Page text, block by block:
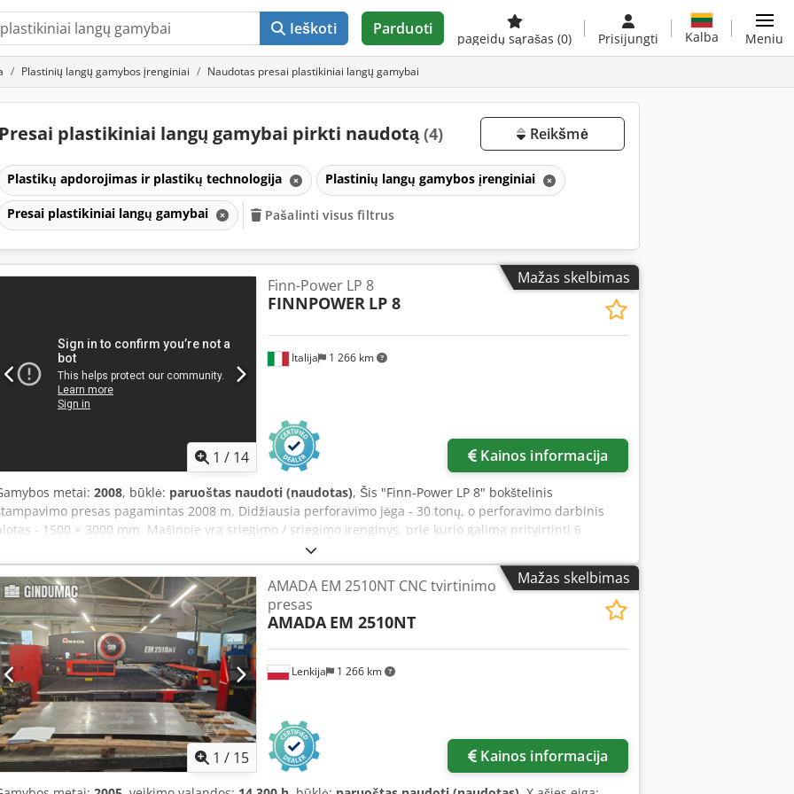
Ieškoti Parduoti
pageidų sąrašas (0) Prisijungti Kalba Meniu
Plastinių langų gamybos įrenginiai Naudotas presai plastikiniai langų gamybai
Presai plastikiniai langų gamybai pirkti naudotą(4) Reikšmė
Plastikų apdorojimas ir plastikų technologija Plastinių langų gamybos įrenginiai
Presai plastikiniai langų gamybai Pašalinti visus filtrus
Mažas skelbimas
1 / 14
Italija 1 266 km
Finn-Power LP 8
FINNPOWER LP 8
Kainos informacija
metai: 2008, būklė: paruoštas naudoti (naudotas), Šis "Finn-Power LP 8" bokštelinis
presas pagamintas 2008 m. Didžiausia perforavimo jėga - 30 tonų, o perforavimo darbinis
- 1500 × 3000 mm. Mašinoje yra sriegimo / sriegimo įrenginys, prie kurio galima pritvirtinti 6
sriegiklius iki M8, ir universalus įrankių bokštelis. Apsvarstykite galimybę įsigyti šį "Finn-Power LP 8"
perforatorių. Susisiekite su mumis dėl išsamesnės informacijos. • Maksimali perforavimo jėga:
30 tonų Chedpfxoyh I Ibs Aa Eea • Didžiausias pakraunamo lapo dydis: 1500 × 4000 mm • Maksimalus
lakšto iškrovimo dydis: 1500 × 4000 mm • Perforavimo darbinis plotas: 1500 × 3000 mm • Lazerio darbo
3000 mm: 1500 × 2500 mm • Sriegimo / sriegimo įrenginys bokštelyje: iki 6 sriegiklių, ne daugiau
M8 • Įrankių bokštelio konfigūracija: • 1 × daugiafunkcinis įrankis 8/24 • 2 × Multitool 8/16 • 5
stotys • 1 formavimo stotis formavimo operacijoms • Iškrovimo sklendės: 2 atskiroms
(priekinė ir šoninė)
Mažas skelbimas
1 / 15
Lenkija 1 266 km
AMADA EM 2510NT CNC tvirtinimo
presas
AMADA EM 2510NT
Kainos informacija